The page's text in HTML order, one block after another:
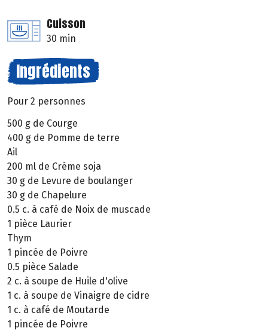
Cuisson
30 min
Ingrédients
Pour 2 personnes
500 g de Courge
400 g de Pomme de terre
Ail
200 ml de Crème soja
30 g de Levure de boulanger
30 g de Chapelure
0.5 c. à café de Noix de muscade
1 pièce Laurier
Thym
1 pincée de Poivre
0.5 pièce Salade
2 c. à soupe de Huile d'olive
1 c. à soupe de Vinaigre de cidre
1 c. à café de Moutarde
1 pincée de Poivre